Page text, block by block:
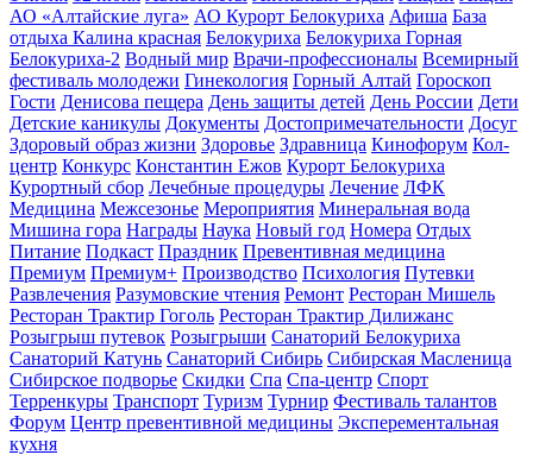
АО «Алтайские луга» АО Курорт Белокуриха Афиша База
отдыха Калина красная Белокуриха Белокуриха Горная
Белокуриха-2 Водный мир Врачи-профессионалы Всемирный
фестиваль молодежи Гинекология Горный Алтай Гороскоп
Гости Денисова пещера День защиты детей День России Дети
Детские каникулы Документы Достопримечательности Досуг
Здоровый образ жизни Здоровье Здравница Кинофорум Кол-
центр Конкурс Константин Ежов Курорт Белокуриха
Курортный сбор Лечебные процедуры Лечение ЛФК
Медицина Межсезонье Мероприятия Минеральная вода
Мишина гора Награды Наука Новый год Номера Отдых
Питание Подкаст Праздник Превентивная медицина
Премиум Премиум+ Производство Психология Путевки
Развлечения Разумовские чтения Ремонт Ресторан Мишель
Ресторан Трактир Гоголь Ресторан Трактир Дилижанс
Розыгрыш путевок Розыгрыши Санаторий Белокуриха
Санаторий Катунь Санаторий Сибирь Сибирская Масленица
Сибирское подворье Скидки Спа Спа-центр Спорт
Терренкуры Транспорт Туризм Турнир Фестиваль талантов
Форум Центр превентивной медицины Эксперементальная
кухня